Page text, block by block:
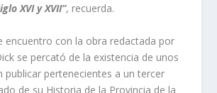
XVI y XVII”, recuerda.
encuentro con la obra redactada por
se percató de la existencia de unos
publicar pertenecientes a un tercer
de su Historia de la Provincia de la